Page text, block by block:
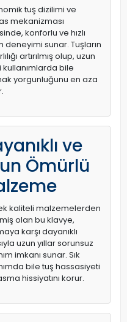
tuş dizilimi ve
mekanizması
konforlu ve hızlı
deneyimi sunar. Tuşların
artırılmış olup, uzun
kullanımlarda bile
yorgunluğunu en aza
ve
Ömürlü
kaliteli malzemelerden
olan bu klavye,
karşı dayanıklı
uzun yıllar sorunsuz
imkanı sunar. Sık
bile tuş hassasiyeti
hissiyatını korur.